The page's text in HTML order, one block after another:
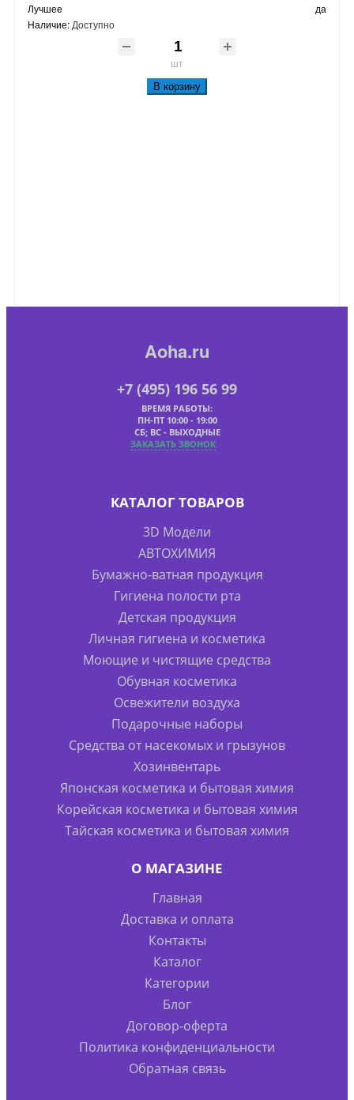
Лучшее
да
Наличие: Доступно
шт
В корзину
Aoha.ru
+7 (495) 196 56 99
ВРЕМЯ РАБОТЫ:
ПН-ПТ 10:00 - 19:00
СБ; ВС - ВЫХОДНЫЕ
ЗАКАЗАТЬ ЗВОНОК
КАТАЛОГ ТОВАРОВ
3D Модели
АВТОХИМИЯ
Бумажно-ватная продукция
Гигиена полости рта
Детская продукция
Личная гигиена и косметика
Моющие и чистящие средства
Обувная косметика
Освежители воздуха
Подарочные наборы
Средства от насекомых и грызунов
Хозинвентарь
Японская косметика и бытовая химия
Корейская косметика и бытовая химия
Тайская косметика и бытовая химия
О МАГАЗИНЕ
Главная
Доставка и оплата
Контакты
Каталог
Категории
Блог
Договор-оферта
Политика конфиденциальности
Обратная связь